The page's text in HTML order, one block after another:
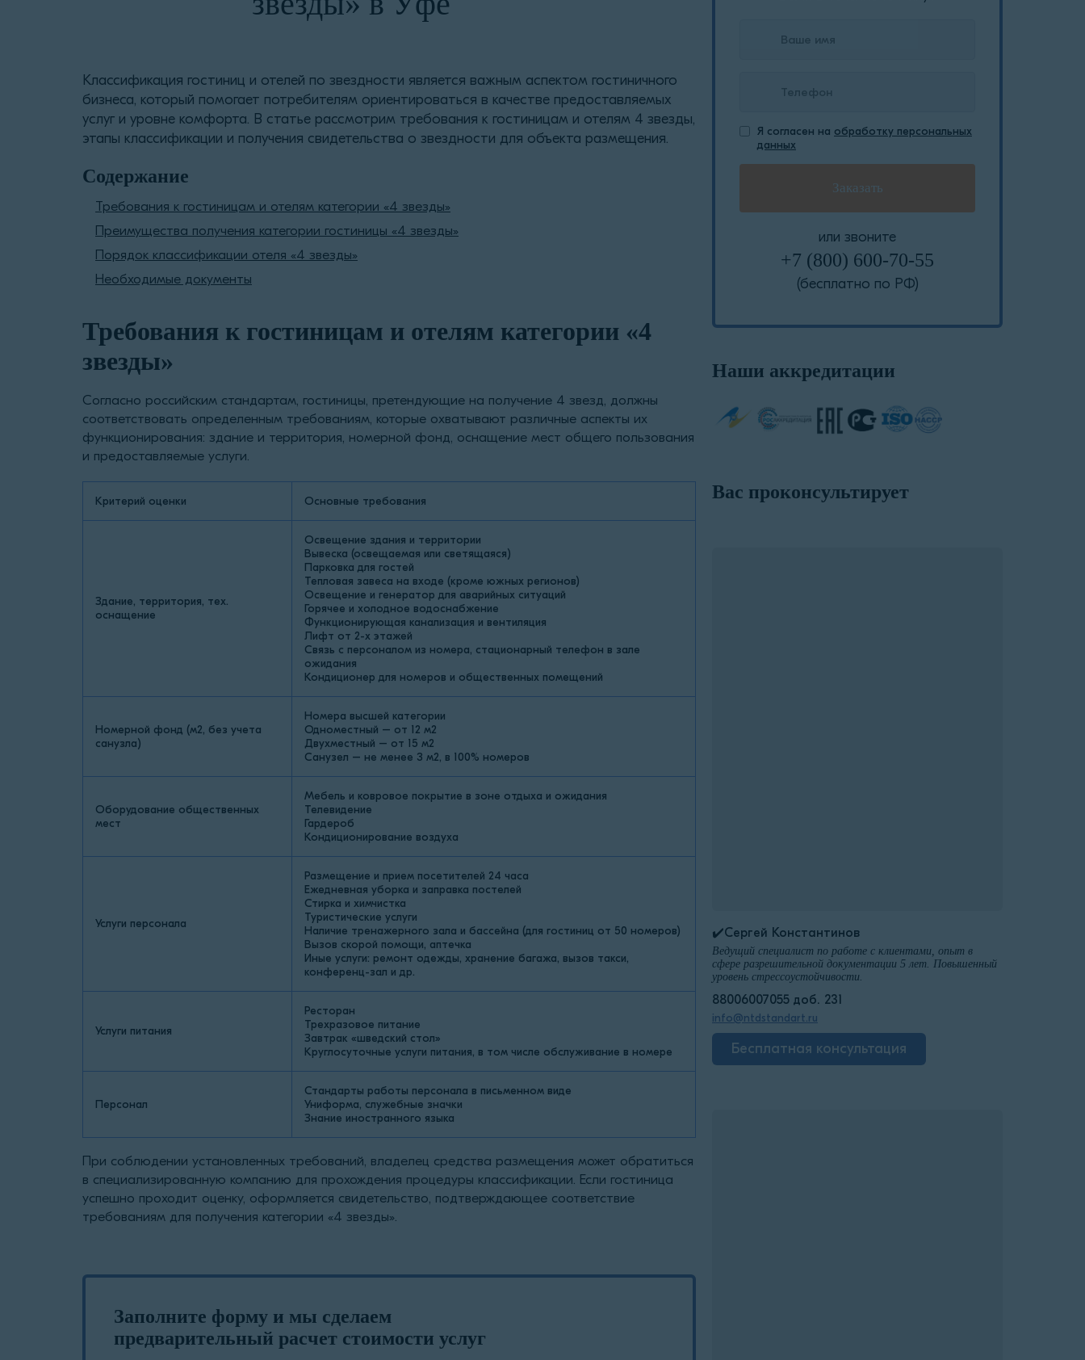
Классификация гостиниц и отелей по звездности является важным аспектом гостиничного
бизнеса, который помогает потребителям ориентироваться в качестве предоставляемых
услуг и уровне комфорта. В статье рассмотрим требования к гостиницам и отелям 4 звезды,
этапы классификации и получения свидетельства о звездности для объекта размещения.
Содержание
Требования к гостиницам и отелям категории «4 звезды»
Преимущества получения категории гостиницы «4 звезды»
Порядок классификации отеля «4 звезды»
Необходимые документы
Требования к гостиницам и отелям категории «4
звезды»
Согласно российским стандартам, гостиницы, претендующие на получение 4 звезд, должны
соответствовать определенным требованиям, которые охватывают различные аспекты их
функционирования: здание и территория, номерной фонд, оснащение мест общего пользования
и предоставляемые услуги.
Критерий оценки Основные требования
Здание, территория, тех.
оснащение
Освещение здания и территории
Вывеска (освещаемая или светящаяся)
Парковка для гостей
Тепловая завеса на входе (кроме южных регионов)
Освещение и генератор для аварийных ситуаций
Горячее и холодное водоснабжение
Функционирующая канализация и вентиляция
Лифт от 2-х этажей
Связь с персоналом из номера, стационарный телефон в зале
ожидания
Кондиционер для номеров и общественных помещений
Номерной фонд (м2, без учета
санузла)
Номера высшей категории
Одноместный – от 12 м2
Двухместный – от 15 м2
Санузел – не менее 3 м2, в 100% номеров
Оборудование общественных
мест
Мебель и ковровое покрытие в зоне отдыха и ожидания
Телевидение
Гардероб
Кондиционирование воздуха
Услуги персонала
Размещение и прием посетителей 24 часа
Ежедневная уборка и заправка постелей
Стирка и химчистка
Туристические услуги
Наличие тренажерного зала и бассейна (для гостиниц от 50 номеров)
Вызов скорой помощи, аптечка
Иные услуги: ремонт одежды, хранение багажа, вызов такси,
конференц-зал и др.
Услуги питания
Ресторан
Трехразовое питание
Завтрак «шведский стол»
Круглосуточные услуги питания, в том числе обслуживание в номере
Персонал
Стандарты работы персонала в письменном виде
Униформа, служебные значки
Знание иностранного языка
При соблюдении установленных требований, владелец средства размещения может обратиться
в специализированную компанию для прохождения процедуры классификации. Если гостиница
успешно проходит оценку, оформляется свидетельство, подтверждающее соответствие
требованиям для получения категории «4 звезды».
Заполните форму и мы сделаем
предварительный расчет стоимости услуг
Я согласен на обработку персональных
данных
или звоните
+7 (800) 600-70-55
(бесплатно по РФ)
Наши аккредитации
Вас проконсультирует
✔️Сергей Константинов
Ведущий специалист по работе с клиентами, опыт в
сфере разрешительной документации 5 лет. Повышенный
уровень стрессоустойчивости.
88006007055 доб. 231
info@ntdstandart.ru
Бесплатная консультация